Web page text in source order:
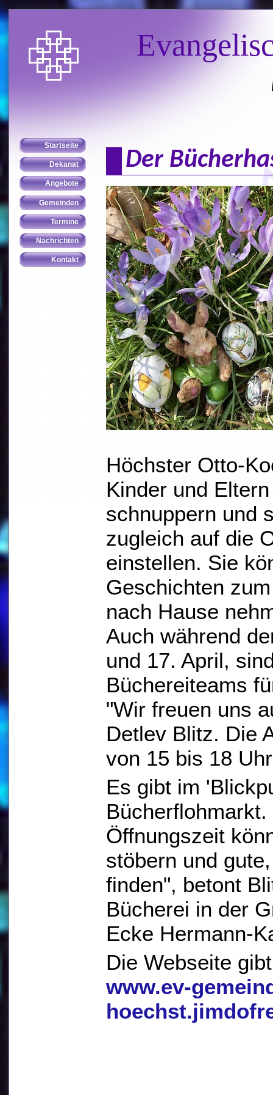
Der
Höchster Otto-
Kinder und
schnuppern und
zugleich auf die
einstellen. Sie
Geschichten
nach Hause
Auch während
und 17. April,
Büchereiteams
"Wir freuen uns
Detlev Blitz. Die
von 15 bis 18
Es gibt im
Öffnungszeit
stöbern und
finden", betont
Bücherei in der
Ecke Hermann-
Die Webseite
www.ev-